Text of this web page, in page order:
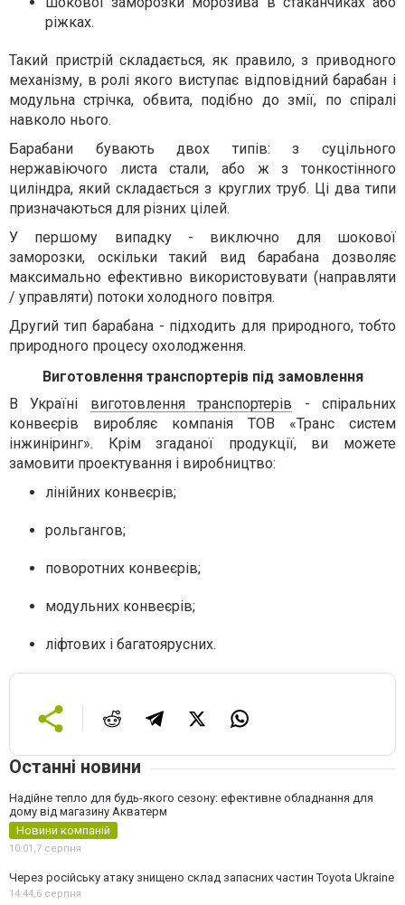
ріжках.
Такий пристрій складається, як правило, з приводного
механізму, в ролі якого виступає відповідний барабан і
модульна стрічка, обвита, подібно до змії, по спіралі
навколо нього.
Барабани бувають двох типів: з суцільного
нержавіючого листа стали, або ж з тонкостінного
циліндра, який складається з круглих труб. Ці два типи
призначаються для різних цілей.
У першому випадку - виключно для шокової
заморозки, оскільки такий вид барабана дозволяє
максимально ефективно використовувати (направляти
/ управляти) потоки холодного повітря.
Другий тип барабана - підходить для природного, тобто
природного процесу охолодження.
Виготовлення транспортерів під замовлення
В Україні виготовлення транспортерів - спіральних
конвеєрів виробляє компанія ТОВ «Транс систем
інжиніринг». Крім згаданої продукції, ви можете
замовити проектування і виробництво:
лінійних конвеєрів;
рольгангов;
поворотних конвеєрів;
модульних конвеєрів;
ліфтових і багатоярусних.
Останні новини
Надійне тепло для будь-якого сезону: ефективне обладнання для
дому від магазину Акватерм
Новини компаній
10:01,7 серпня
Через російську атаку знищено склад запасних частин Toyota Ukraine
14:44,6 серпня